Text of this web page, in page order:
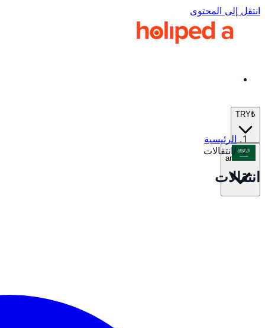
انتقل إلى المحتوى
₺
TRY
ar
الرئيسية
/انتقالات
انتقالات